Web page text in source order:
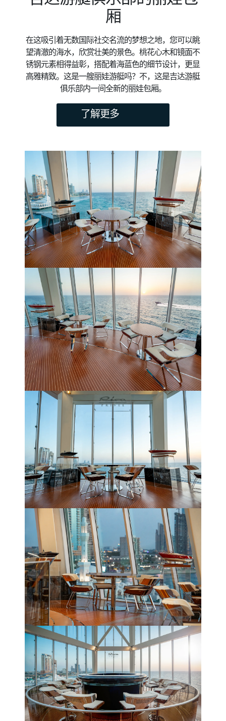
厢
在这吸引着无数国际社交名流的梦想之地，您可以眺
望清澈的海水，欣赏壮美的景色。桃花心木和镜面不
锈钢元素相得益彰，搭配着海蓝色的细节设计，更显
高雅精致。这是一艘丽娃游艇吗？不，这是吉达游艇
俱乐部内一间全新的丽娃包厢。
了解更多